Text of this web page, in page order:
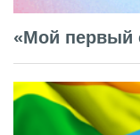
«Мой первый